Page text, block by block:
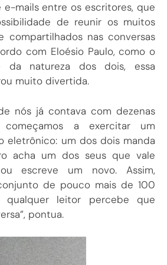
mails entre os escritores, que
de reunir os muitos
compartilhados nas conversas
com Eloésio Paulo, como o
da natureza dos dois, essa
muito divertida.
nós já contava com dezenas
começamos a exercitar um
eletrônico: um dos dois manda
acha um dos seus que vale
escreve um novo. Assim,
de pouco mais de 100
qualquer leitor percebe que
pontua.